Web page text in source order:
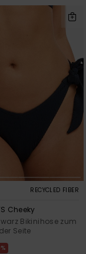
RECYCLED FIBER
Cheeky
Bikinihose zum
Seite